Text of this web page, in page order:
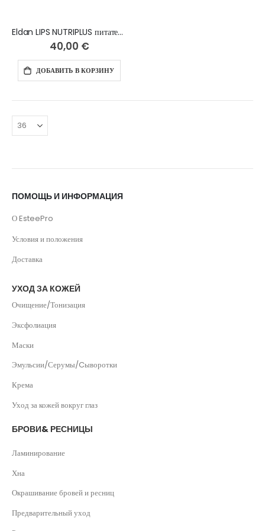
Eldan LIPS NUTRIPLUS питательный бальзам для губ, 15 ml
40,00 €
ДОБАВИТЬ В КОРЗИНУ
ПОМОЩЬ И ИНФОРМАЦИЯ
О EsteePro
Условия и положения
Доставка
УХОД ЗА КОЖЕЙ
Очищение/Тонизация
Эксфолиация
Маски
Эмульсии/Серумы/Cыворотки
Крема
Уход за кожей вокруг глаз
БРОВИ& РЕСНИЦЫ
Ламинирование
Хна
Окрашивание бровей и ресниц
Предварительный уход